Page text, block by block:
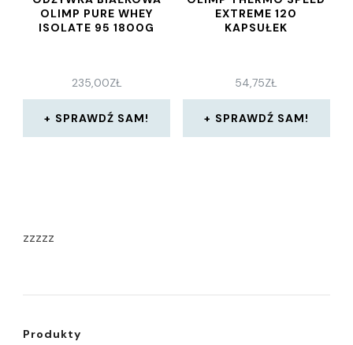
OLIMP PURE WHEY
ISOLATE 95 1800G
235,00ZŁ
SPRAWDŹ SAM!
EXTREME 120
KAPSUŁEK
54,75ZŁ
SPRAWDŹ SAM!
zzzzz
Produkty